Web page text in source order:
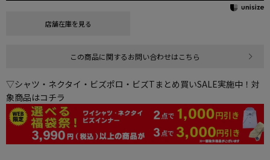
店舗在庫を見る
この商品に関するお問い合わせはこちら
▽シャツ・ネクタイ・ビズポロ・ビズTまとめ買いSALE実施中！対
象商品はコチラ